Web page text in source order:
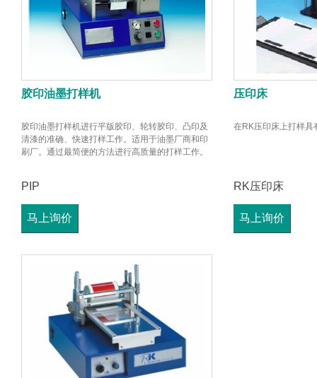
胶印油墨打样机
胶印油墨打样机进行平版胶印、轮转胶印、凸印及
清漆的准确、快速打样工作。适用于油墨厂商和印
刷厂。通过最简便的方法进行高质量的打样工作。
PIP
马上询价
压印床
在RK压印床上打样具
RK压印床
马上询价